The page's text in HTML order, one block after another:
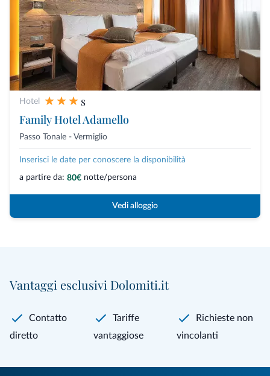
Hotel
s
Family Hotel Adamello
Passo Tonale - Vermiglio
Inserisci le date per conoscere la disponibilità
a partire da: 80€ notte/persona
Vedi alloggio
Vantaggi esclusivi Dolomiti.it
Contatto
diretto
Tariffe
vantaggiose
Richieste non
vincolanti